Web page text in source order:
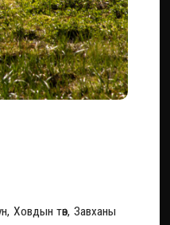
Ховдын төв, Завханы
Үзвэрийн хувиарууд